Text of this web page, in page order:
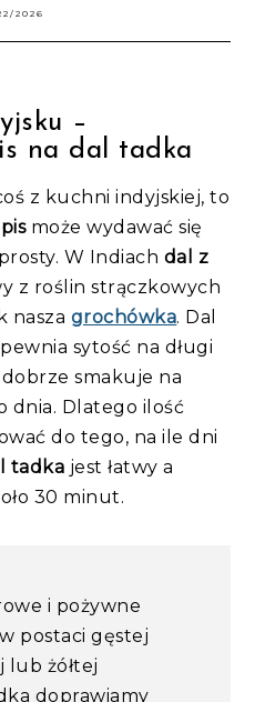
2026
–
na dal tadka
z kuchni indyjskiej, to
może wydawać się
W Indiach dal z
z roślin strączkowych
nasza grochówka. Dal
sytość na długi
smakuje na
dnia. Dlatego ilość
do tego, na ile dni
tadka jest łatwy a
30 minut.
i pożywne
w postaci gęstej
lub żółtej
doprawiamy